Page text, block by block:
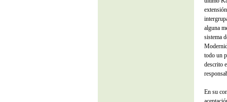
alguna
sistema
todo un
descrito
En su